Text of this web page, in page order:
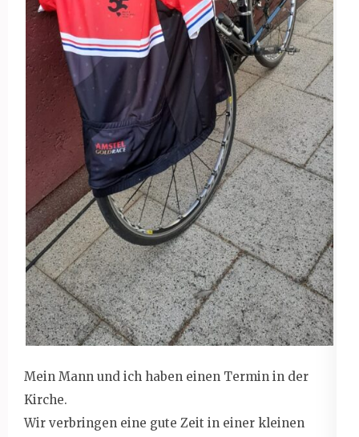
Mein Mann und ich haben einen Termin in der
Kirche.
Wir verbringen eine gute Zeit in einer kleinen